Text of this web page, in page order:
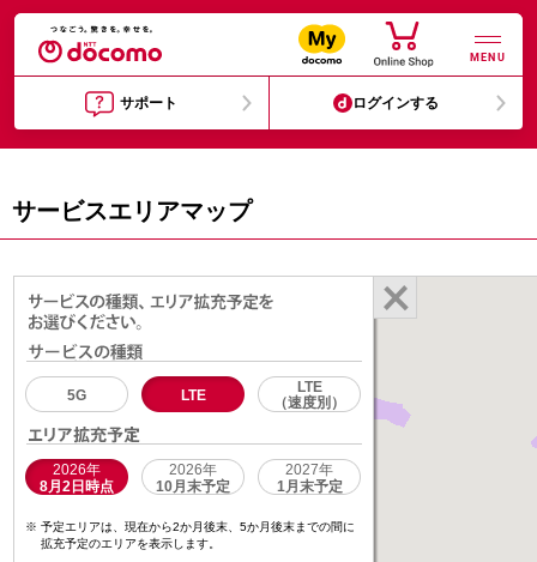
MENU
サポート ログインする
サービスエリアマップ
5G LTE
LTE
（速度別）
2026年
8月2日時点
2026年
10月末予定
2027年
1月末予定
予定エリアは、現在から2か月後末、5か月後末までの間に
拡充予定のエリアを表示します。